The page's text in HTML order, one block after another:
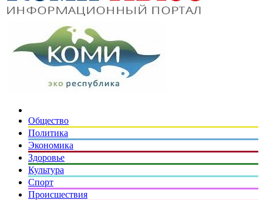
Общество
Политика
Экономика
Здоровье
Культура
Спорт
Происшествия